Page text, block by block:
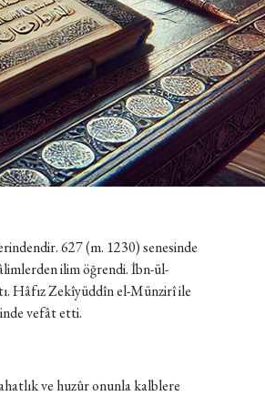
627 (m. 1230) senesinde
ilim öğrendi. İbn-ül-
Hâfız Zekîyüddîn el-Münzirî ile
vefât etti.
ve huzûr onunla kalblere